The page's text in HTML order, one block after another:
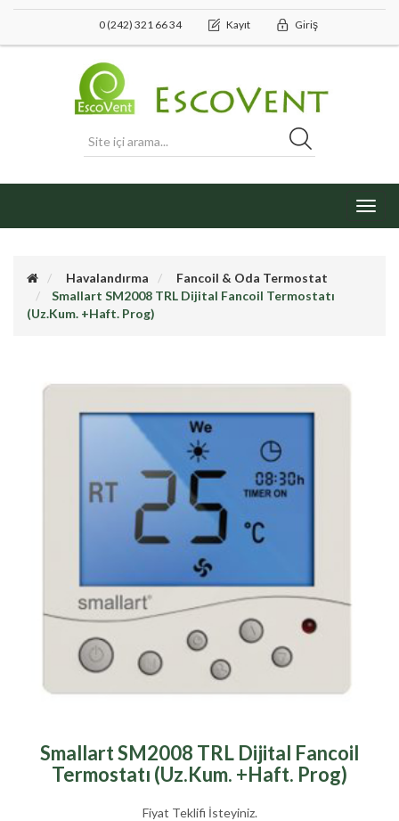
0 (242) 321 66 34 Kayıt Giriş
Havalandırma
Fancoil & Oda Termostat
Smallart SM2008 TRL Dijital Fancoil Termostatı
(Uz.Kum. +Haft. Prog)
Smallart SM2008 TRL Dijital Fancoil
Termostatı (Uz.Kum. +Haft. Prog)
Fiyat Teklifi İsteyiniz.